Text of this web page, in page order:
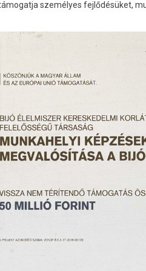
személyes fejlődésüket,